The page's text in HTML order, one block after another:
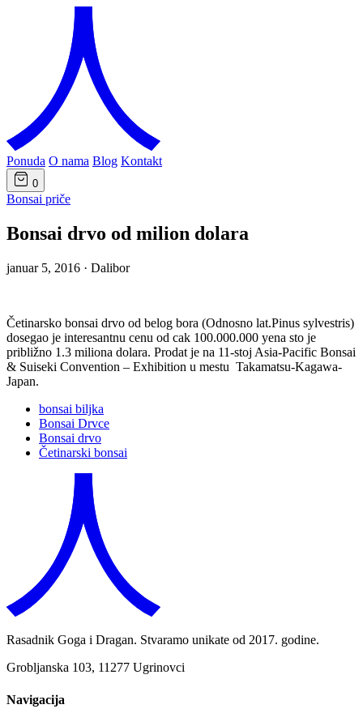
Ponuda O nama Blog Kontakt
0
Bonsai priče
Bonsai drvo od milion dolara
januar 5, 2016 · Dalibor
Četinarsko bonsai drvo od belog bora (Odnosno lat.Pinus sylvestris)
dosegao je interesantnu cenu od cak 100.000.000 yena sto je
približno 1.3 miliona dolara. Prodat je na 11-stoj Asia-Pacific Bonsai
& Suiseki Convention – Exhibition u mestu Takamatsu-Kagawa-
Japan.
bonsai biljka
Bonsai Drvce
Bonsai drvo
Četinarski bonsai
Rasadnik Goga i Dragan. Stvaramo unikate od 2017. godine.
Grobljanska 103, 11277 Ugrinovci
Navigacija